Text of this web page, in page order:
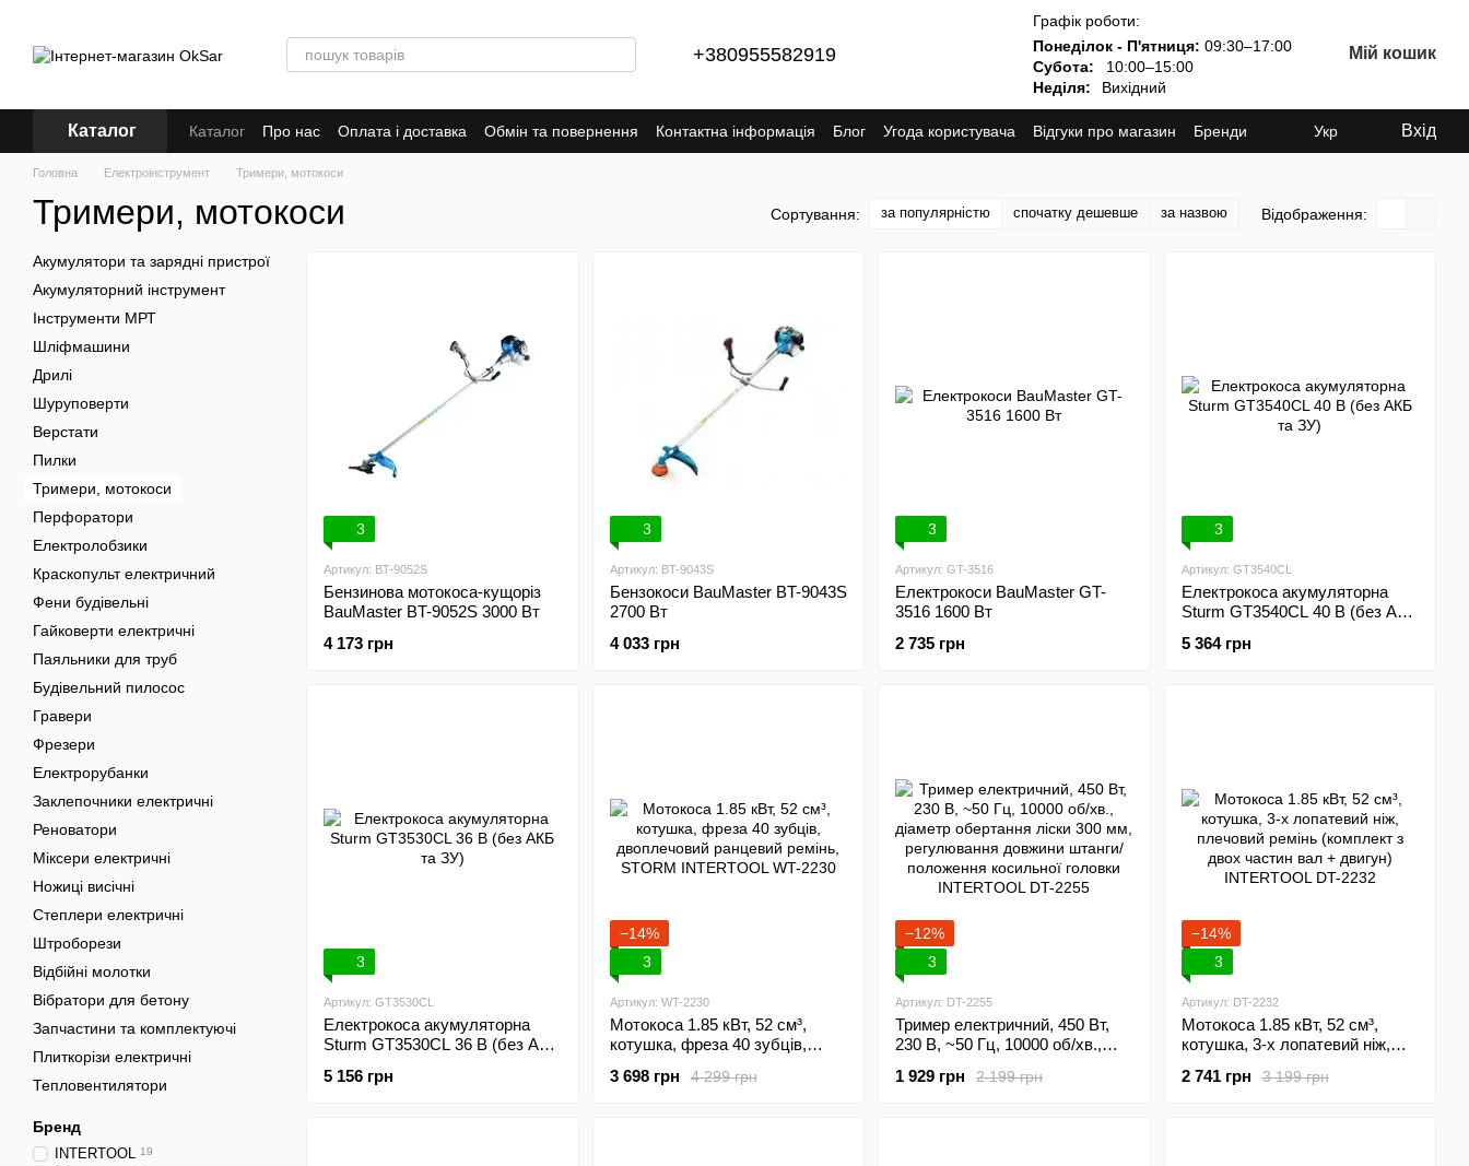
+380955582919
Графік роботи:
Понеділок - П'ятниця: 09:30–17:00
Субота:
10:00–15:00
Неділя:
Вихідний
Мій кошик
Каталог Каталог Про нас Оплата і доставка Обмін та повернення Контактна інформація Блог Угода користувача Відгуки про магазин
Бренди
Кредит
Укр Вхід
Головна Електроінструмент Тримери, мотокоси
Тримери, мотокоси Сортування: за популярністю спочатку дешевше за назвою Відображення:
3
Артикул: BT-9052S
Бензинова мотокоса-кущоріз
BauMaster BT-9052S 3000 Вт
4 173 грн
3
Артикул: BT-9043S
Бензокоси BauMaster BT-9043S
2700 Вт
4 033 грн
3
Артикул: GT-3516
Електрокоси BauMaster GT-
3516 1600 Вт
2 735 грн
3
Артикул: GT3540CL
Електрокоса акумуляторна
Sturm GT3540CL 40 В (без АКБ
5 364 грн
3
Артикул: GT3530CL
Електрокоса акумуляторна
Sturm GT3530CL 36 B (без АКБ
5 156 грн
−14%
3
Артикул: WT-2230
Мотокоса 1.85 кВт, 52 см³,
котушка, фреза 40 зубців,
STORM INTERTOOL WT-2230
4 299 грн
3 698 грн
−12%
3
Артикул: DT-2255
Тример електричний, 450 Вт,
230 В, ~50 Гц, 10000 об/хв.,
мм, регулювання довжини
2 199 грн
1 929 грн
−14%
3
Артикул: DT-2232
Мотокоса 1.85 кВт, 52 см³,
котушка, 3-х лопатевий ніж,
двох частин вал + двигун)
3 199 грн
2 741 грн
Акумулятори та зарядні пристрої
Акумуляторний інструмент
Інструменти МРТ
Шліфмашини
Дрилі
Шуруповерти
Верстати
Пилки
Тримери, мотокоси
Перфоратори
Електролобзики
Краскопульт електричний
Фени будівельні
Гайковерти електричні
Паяльники для труб
Будівельний пилосос
Гравери
Фрезери
Електрорубанки
Заклепочники електричні
Реноватори
Міксери електричні
Ножиці висічні
Степлери електричні
Штроборези
Відбійні молотки
Вібратори для бетону
Запчастини та комплектуючі
Плиткорізи електричні
Тепловентилятори
Бренд
INTERTOOL 19